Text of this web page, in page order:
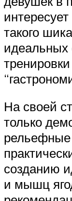
такого
На своей
только
рельефные
созданию
и мышц